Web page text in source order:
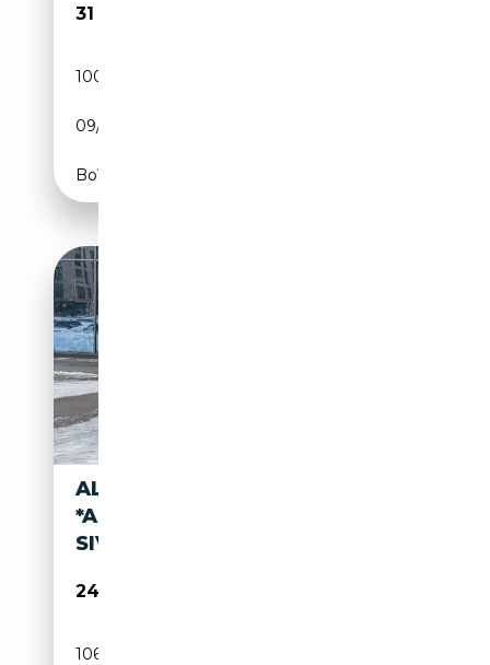
31 990€
100 312 km
09/2010
Boîte automatique
ALPINA B7
*ALPINA*LI*XDRIVE*SD*EXKLU
SIVE*HEADUP*LEDER*
24 999€
106 000 km